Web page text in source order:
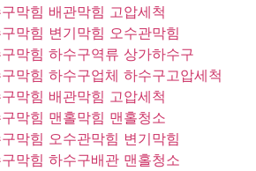
막힘 배관막힘 고압세척
막힘 변기막힘 오수관막힘
막힘 하수구역류 상가하수구
막힘 하수구업체 하수구고압세척
막힘 배관막힘 고압세척
막힘 맨홀막힘 맨홀청소
막힘 오수관막힘 변기막힘
막힘 하수구배관 맨홀청소